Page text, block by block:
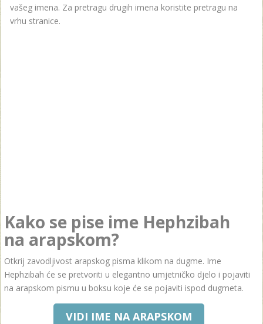
vašeg imena. Za pretragu drugih imena koristite pretragu na
vrhu stranice.
Kako se pise ime Hephzibah
na arapskom?
Otkrij zavodljivost arapskog pisma klikom na dugme. Ime
Hephzibah će se pretvoriti u elegantno umjetničko djelo i pojaviti
na arapskom pismu u boksu koje će se pojaviti ispod dugmeta.
VIDI IME NA ARAPSKOM